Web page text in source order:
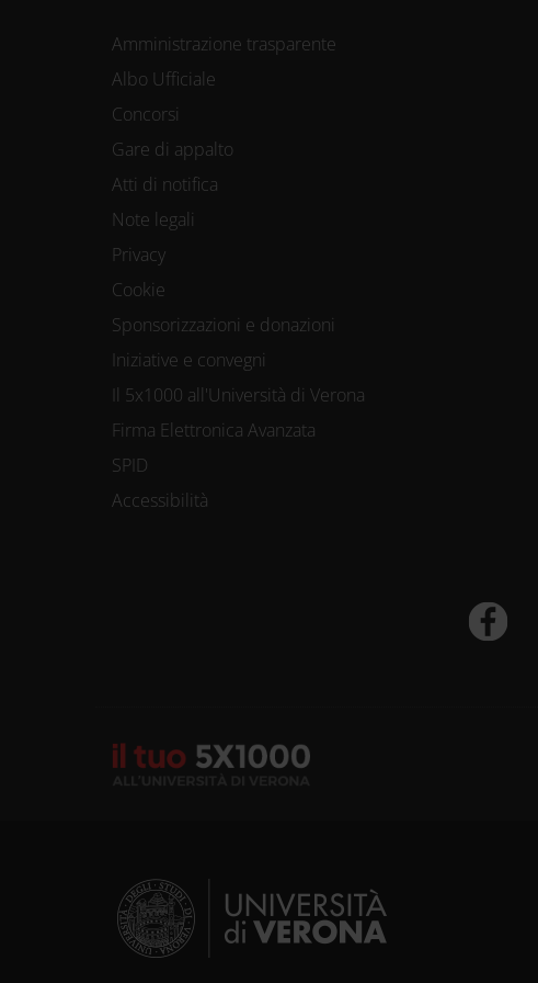
Amministrazione trasparente
Albo Ufficiale
Concorsi
Gare di appalto
Atti di notifica
Note legali
Privacy
Cookie
Sponsorizzazioni e donazioni
Iniziative e convegni
Il 5x1000 all'Università di Verona
Firma Elettronica Avanzata
SPID
Accessibilità